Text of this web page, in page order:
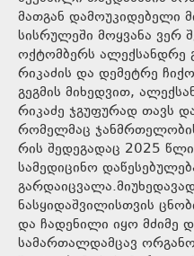
მათგან დამოუკიდებელი
სისრულეში მოყვანა
ოქტომბერს ალექსანდრე
რიკაძის და დემეტრე
გეგმის მიხედვით,
რიკაძე ჯგუფურად თავს
რომელმაც
რის შედეგადაც 2025
სამედიცინო
ნასყიდაშვილისთვის
და ჩადენილი იყო მძიმე
სამართალდამცავ